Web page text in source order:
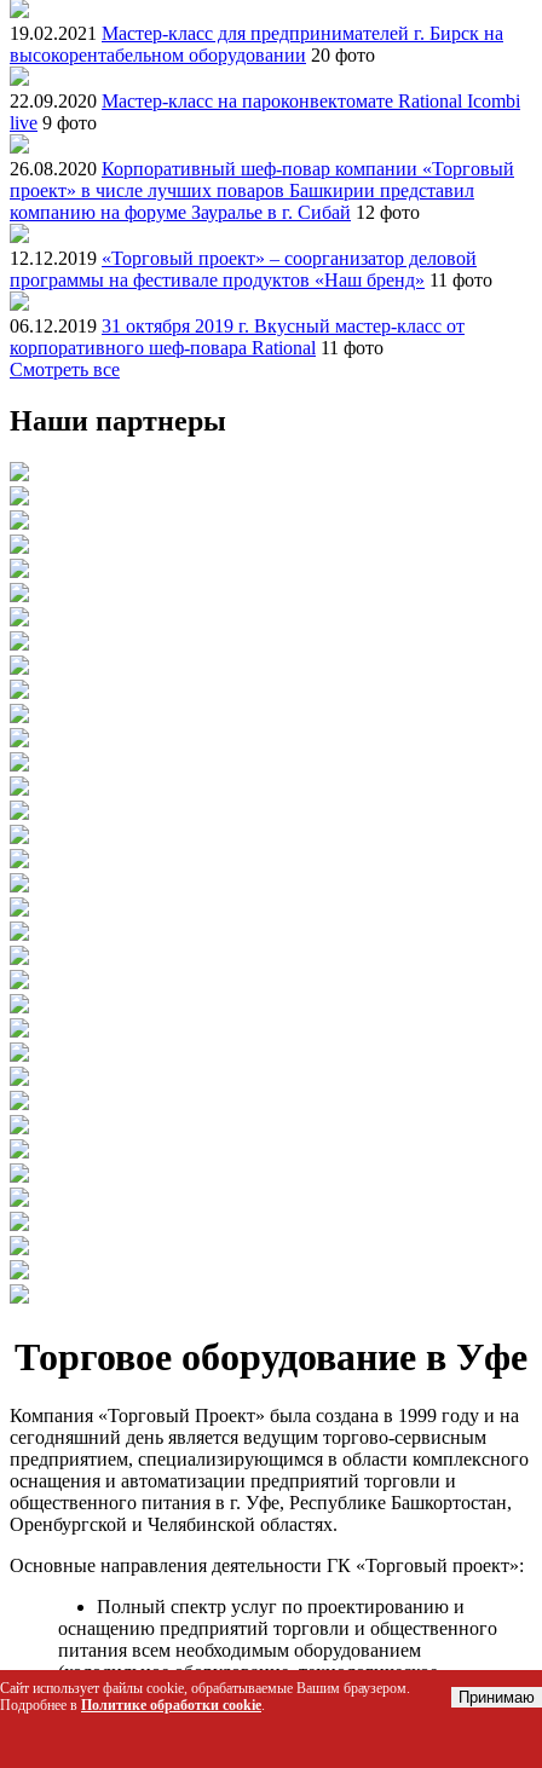
19.02.2021 Мастер-класс для предпринимателей г. Бирск на
высокорентабельном оборудовании 20 фото
22.09.2020 Мастер-класс на пароконвектомате Rational Icombi
live 9 фото
26.08.2020 Корпоративный шеф-повар компании «Торговый
проект» в числе лучших поваров Башкирии представил
компанию на форуме Зауралье в г. Сибай 12 фото
12.12.2019 «Торговый проект» – соорганизатор деловой
программы на фестивале продуктов «Наш бренд» 11 фото
06.12.2019 31 октября 2019 г. Вкусный мастер-класс от
корпоративного шеф-повара Rational 11 фото
Смотреть все
Наши партнеры
Торговое оборудование в Уфе
Компания «Торговый Проект» была создана в 1999 году и на
сегодняшний день является ведущим торгово-сервисным
предприятием, специализирующимся в области комплексного
оснащения и автоматизации предприятий торговли и
общественного питания в г. Уфе, Республике Башкортостан,
Оренбургской и Челябинской областях.
Основные направления деятельности ГК «Торговый проект»:
Полный спектр услуг по проектированию и
оснащению предприятий торговли и общественного
питания всем необходимым оборудованием
(холодильное оборудование, технологическое
оборудование, стеллажное оборудование и т.д.);
Автоматизация торговых процессов и внедрения
Сайт использует файлы cookie, обрабатываемые Вашим браузером.
Подробнее в Политике обработки cookie. Принимаю